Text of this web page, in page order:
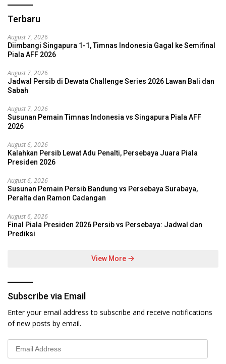
Terbaru
August 7, 2026
Diimbangi Singapura 1-1, Timnas Indonesia Gagal ke Semifinal
Piala AFF 2026
August 7, 2026
Jadwal Persib di Dewata Challenge Series 2026 Lawan Bali dan
Sabah
August 7, 2026
Susunan Pemain Timnas Indonesia vs Singapura Piala AFF
2026
August 6, 2026
Kalahkan Persib Lewat Adu Penalti, Persebaya Juara Piala
Presiden 2026
August 6, 2026
Susunan Pemain Persib Bandung vs Persebaya Surabaya,
Peralta dan Ramon Cadangan
August 6, 2026
Final Piala Presiden 2026 Persib vs Persebaya: Jadwal dan
Prediksi
View More
Subscribe via Email
Enter your email address to subscribe and receive notifications
of new posts by email.
Email
Address